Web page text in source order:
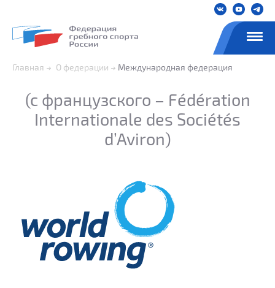
Главная О федерации Международная федерация
(с французского – Fédération
Internationale des Sociétés
d’Aviron)